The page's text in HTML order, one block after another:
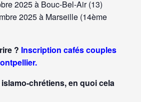
2025 à Bouc-Bel-Air (13)
2025 à Marseille (14ème
? Inscription cafés couples
chrétiens, en quoi cela